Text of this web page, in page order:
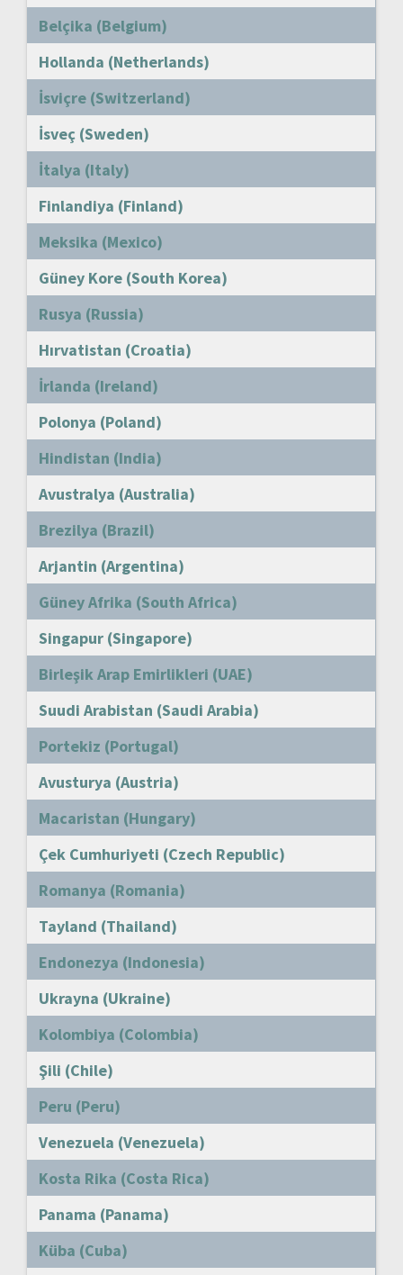
Belçika (Belgium)
Hollanda (Netherlands)
İsviçre (Switzerland)
İsveç (Sweden)
İtalya (Italy)
Finlandiya (Finland)
Meksika (Mexico)
Güney Kore (South Korea)
Rusya (Russia)
Hırvatistan (Croatia)
İrlanda (Ireland)
Polonya (Poland)
Hindistan (India)
Avustralya (Australia)
Brezilya (Brazil)
Arjantin (Argentina)
Güney Afrika (South Africa)
Singapur (Singapore)
Birleşik Arap Emirlikleri (UAE)
Suudi Arabistan (Saudi Arabia)
Portekiz (Portugal)
Avusturya (Austria)
Macaristan (Hungary)
Çek Cumhuriyeti (Czech Republic)
Romanya (Romania)
Tayland (Thailand)
Endonezya (Indonesia)
Ukrayna (Ukraine)
Kolombiya (Colombia)
Şili (Chile)
Peru (Peru)
Venezuela (Venezuela)
Kosta Rika (Costa Rica)
Panama (Panama)
Küba (Cuba)